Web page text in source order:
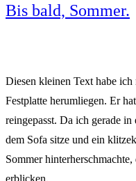
Bis bald, Sommer.
Diesen kleinen Text habe
Festplatte herumliegen. Er
reingepasst. Da ich gerade
dem Sofa sitze und ein
Sommer